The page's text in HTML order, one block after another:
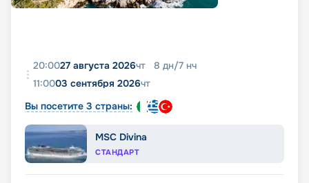
20:0027 августа 2026чт 8 дн/7 нч
11:0003 сентября 2026чт
Вы посетите 3 страны:
MSC Divina
СТАНДАРТ